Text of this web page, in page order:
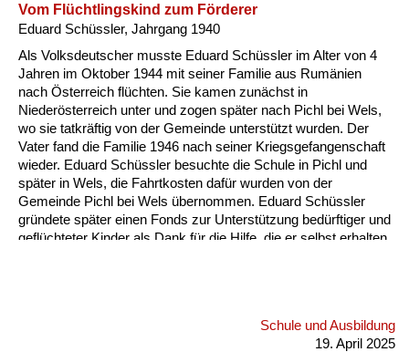
Vom Flüchtlingskind zum Förderer
Eduard Schüssler, Jahrgang 1940
Als Volksdeutscher musste Eduard Schüssler im Alter von 4
Jahren im Oktober 1944 mit seiner Familie aus Rumänien
nach Österreich flüchten. Sie kamen zunächst in
Niederösterreich unter und zogen später nach Pichl bei Wels,
wo sie tatkräftig von der Gemeinde unterstützt wurden. Der
Vater fand die Familie 1946 nach seiner Kriegsgefangenschaft
wieder. Eduard Schüssler besuchte die Schule in Pichl und
später in Wels, die Fahrtkosten dafür wurden von der
Gemeinde Pichl bei Wels übernommen. Eduard Schüssler
gründete später einen Fonds zur Unterstützung bedürftiger und
geflüchteter Kinder als Dank für die Hilfe, die er selbst erhalten
Schule und Ausbildung
19. April 2025